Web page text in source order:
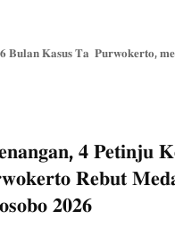
𝐁𝐮𝐥𝐚𝐧 𝐊𝐚𝐬𝐮𝐬 𝐓𝐚 ​ 𝐏𝐮𝐫𝐰𝐨𝐤𝐞𝐫𝐭𝐨,
𝟒 𝐏𝐞𝐭𝐢𝐧𝐣𝐮
𝐑𝐞𝐛𝐮𝐭
𝟐𝟎𝟐𝟔